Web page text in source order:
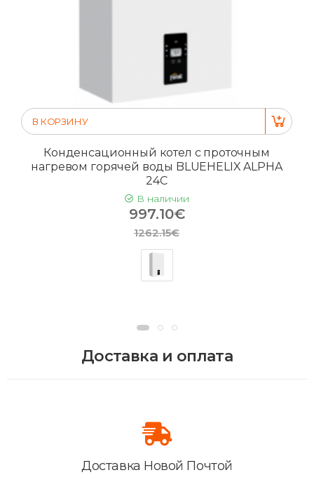
В КОРЗИНУ
Конденсационный котел с проточным
нагревом горячей воды BLUEHELIX ALPHA
24C
В наличии
997.10€
1262.15€
Доставка и оплата
Доставка Новой Почтой